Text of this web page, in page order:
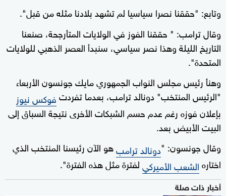
وتابع: "حققنا نصرا سياسيا لم تشهد بلادنا مثله من قبل".
وقال ترامب: " حققنا الفوز في الولايات المتأرجحة، صنعنا
التاريخ الليلة وهذا نصر سياسي، سنبدأ العصر الذهبي للولايات
المتحدة".
وهنأ رئيس مجلس النواب الجمهوري مايك جونسون الأربعاء
"الرئيس المنتخب" دونالد ترامب، بعدما تفردتفوكس نيوز
بإعلان فوزه رغم عدم حسم الشبكات الأخرى نتيجة السباق إلى
البيت الأبيض بعد.
وقال جونسون: "دونالد ترامبهو الآن رئيسنا المنتخب الذي
اختارهالشعب الأميركيلفترة مثل هذه الفترة".
أخبار ذات صلة